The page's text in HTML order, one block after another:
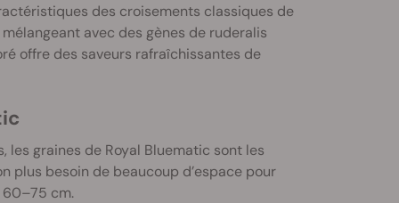
des croisements classiques de
avec des gènes de ruderalis
offre des saveurs rafraîchissantes de
les graines de Royal Bluematic sont les
plus besoin de beaucoup d’espace pour
60–75 cm.